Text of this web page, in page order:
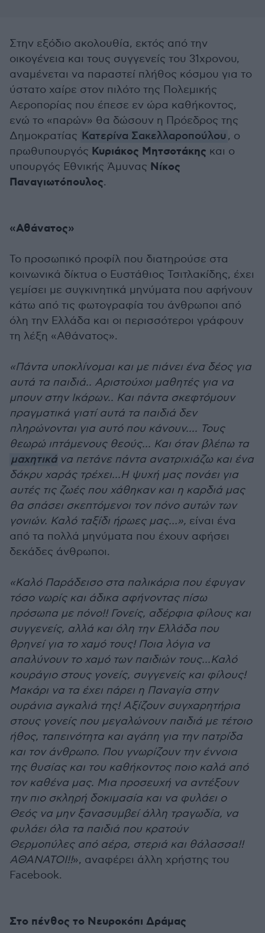
Στην εξόδιο ακολουθία, εκτός από την
οικογένεια και τους συγγενείς του 31χρονου,
αναμένεται να παραστεί πλήθος κόσμου για το
ύστατο χαίρε στον πιλότο της Πολεμικής
Αεροπορίας που έπεσε εν ώρα καθήκοντος,
ενώ το «παρών» θα δώσουν η Πρόεδρος της
Δημοκρατίας Κατερίνα Σακελλαροπούλου , ο
πρωθυπουργός Κυριάκος Μητσοτάκης και ο
υπουργός Εθνικής Άμυνας Νίκος
Παναγιωτόπουλος.
«Αθάνατος»
Το προσωπικό προφίλ που διατηρούσε στα
κοινωνικά δίκτυα ο Ευστάθιος Τσιτλακίδης, έχει
γεμίσει με συγκινητικά μηνύματα που αφήνουν
κάτω από τις φωτογραφία του άνθρωποι από
όλη την Ελλάδα και οι περισσότεροι γράφουν
τη λέξη «Αθάνατος».
«Πάντα υποκλίνομαι και με πιάνει ένα δέος για
αυτά τα παιδιά.. Αριστούχοι μαθητές για να
μπουν στην Ικάρων.. Και πάντα σκεφτόμουν
πραγματικά γιατί αυτά τα παιδιά δεν
πληρώνονται για αυτό που κάνουν.... Τους
θεωρώ ιπτάμενους θεούς... Και όταν βλέπω τα
μαχητικά να πετάνε πάντα ανατριχιάζω και ένα
δάκρυ χαράς τρέχει...Η ψυχή μας πονάει για
αυτές τις ζωές που χάθηκαν και η καρδιά μας
θα σπάσει σκεπτόμενοι τον πόνο αυτών των
γονιών. Καλό ταξίδι ήρωες μας…», είναι ένα
από τα πολλά μηνύματα που έχουν αφήσει
δεκάδες άνθρωποι.
«Καλό Παράδεισο στα παλικάρια που έφυγαν
τόσο νωρίς και άδικα αφήνοντας πίσω
πρόσωπα με πόνο!! Γονείς, αδέρφια φίλους και
συγγενείς, αλλά και όλη την Ελλάδα που
θρηνεί για το χαμό τους! Ποια λόγια να
απαλύνουν το χαμό των παιδιών τους...Καλό
κουράγιο στους γονείς, συγγενείς και φίλους!
Μακάρι να τα έχει πάρει η Παναγία στην
ουράνια αγκαλιά της! Αξίζουν συγχαρητήρια
στους γονείς που μεγαλώνουν παιδιά με τέτοιο
ήθος, ταπεινότητα και αγάπη για την πατρίδα
και τον άνθρωπο. Που γνωρίζουν την έννοια
της θυσίας και του καθήκοντος ποιο καλά από
τον καθένα μας. Μια προσευχή να αντέξουν
την πιο σκληρή δοκιμασία και να φυλάει ο
Θεός να μην ξανασυμβεί άλλη τραγωδία, να
φυλάει όλα τα παιδιά που κρατούν
Θερμοπύλες από αέρα, στεριά και θάλασσα!!
ΑΘΑΝΑΤΟΙ!!», αναφέρει άλλη χρήστης του
Facebook.
Στο πένθος το Νευροκόπι Δράμας